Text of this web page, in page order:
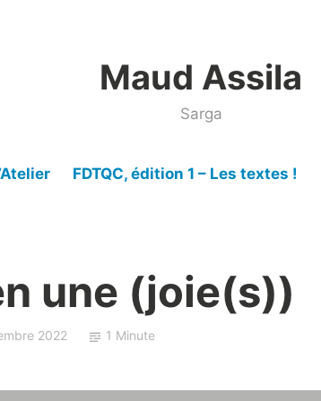
Maud Assila
Sarga
FDTQC, édition 1 – Les textes !
une (joie(s))
2022 1 Minute